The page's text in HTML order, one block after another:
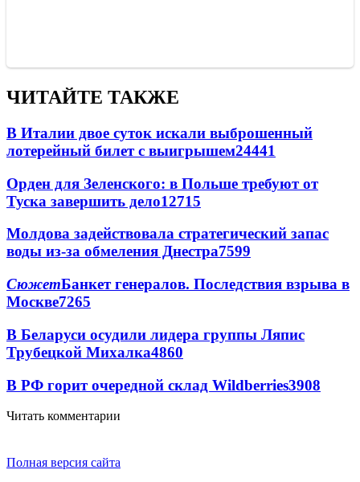
ЧИТАЙТЕ ТАКЖЕ
В Италии двое суток искали выброшенный
лотерейный билет с выигрышем24441
Орден для Зеленского: в Польше требуют от
Туска завершить дело12715
Молдова задействовала стратегический запас
воды из-за обмеления Днестра7599
СюжетБанкет генералов. Последствия взрыва в
Москве7265
В Беларуси осудили лидера группы Ляпис
Трубецкой Михалка4860
В РФ горит очередной склад Wildberries3908
Читать комментарии
Полная версия сайта